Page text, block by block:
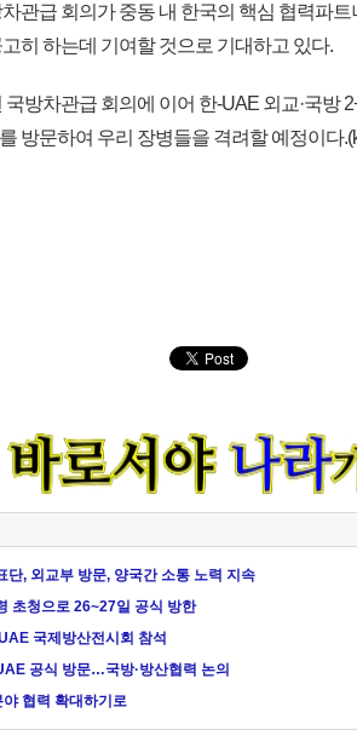
관급 회의가 중동 내 한국의 핵심 협력파
히 하는데 기여할 것으로 기대하고 있다.
방차관급 회의에 이어 한-UAE 외교·국방
방문하여 우리 장병들을 격려할 예정이다
단, 외교부 방문, 양국간 소통 노력 지속
초청으로 26~27일 공식 방한
국제방산전시회 참석
공식 방문…국방·방산협력 논의
협력 확대하기로